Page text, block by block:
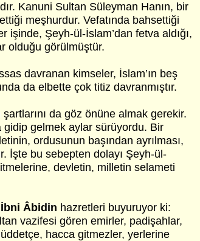
Kanuni Sultan Süleyman Hanın, bir
meşhurdur. Vefatında bahsettiği
işinde, Şeyh-ül-İslam’dan fetva aldığı,
olduğu görülmüştür.
davranan kimseler, İslam’ın beş
da elbette çok titiz davranmıştır.
da göz önüne almak gerekir.
gidip gelmek aylar sürüyordu. Bir
ordusunun başından ayrılması,
İşte bu sebepten dolayı Şeyh-ül-
devletin, milletin selameti
İbni Âbidin hazretleri buyuruyor ki:
vazifesi gören emirler, padişahlar,
hacca gitmezler, yerlerine